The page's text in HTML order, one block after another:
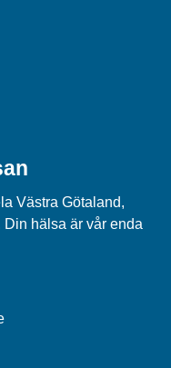
Västra Götaland,
hälsa är vår enda